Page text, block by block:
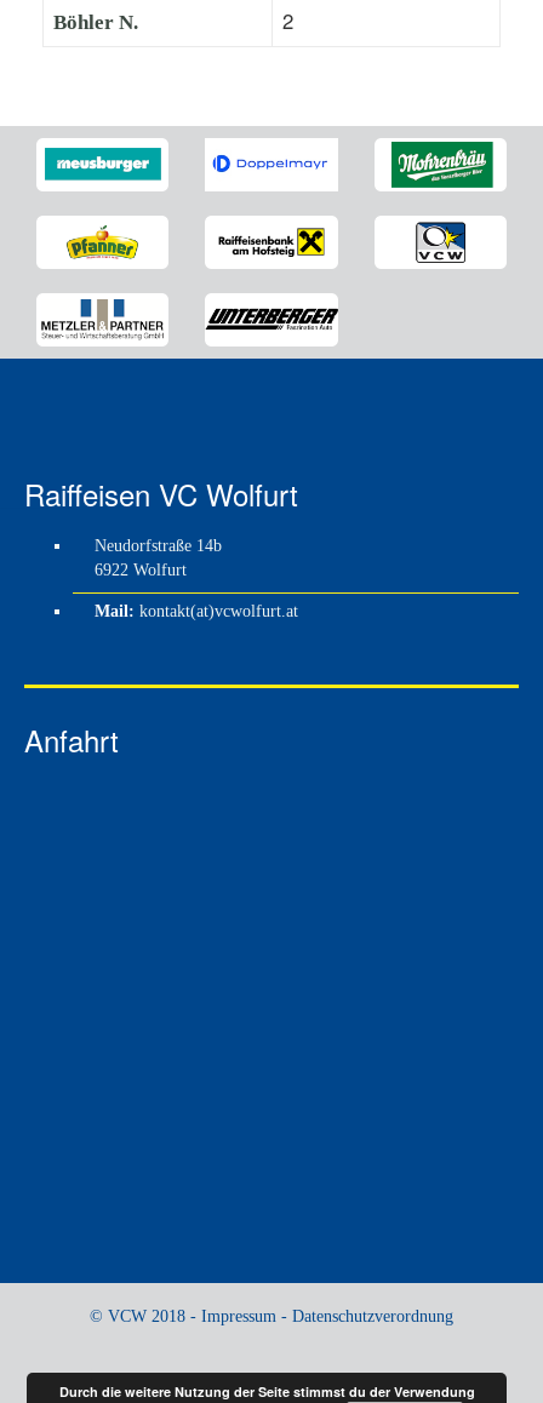
Böhler N. 2
Raiffeisen VC Wolfurt
Neudorfstraße 14b
6922 Wolfurt
Mail: kontakt(at)vcwolfurt.at
Anfahrt
© VCW 2018 - Impressum - Datenschutzverordnung
Durch die weitere Nutzung der Seite stimmst du der Verwendung